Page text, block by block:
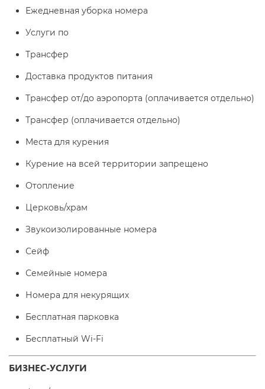
Ежедневная уборка номера
Услуги по
Трансфер
Доставка продуктов питания
Трансфер от/до аэропорта (оплачивается отдельно)
Трансфер (оплачивается отдельно)
Места для курения
Курение на всей территории запрещено
Отопление
Церковь/храм
Звукоизолированные номера
Сейф
Семейные номера
Номера для некурящих
Бесплатная парковка
Бесплатный Wi-Fі
БИЗНЕС-УСЛУГИ